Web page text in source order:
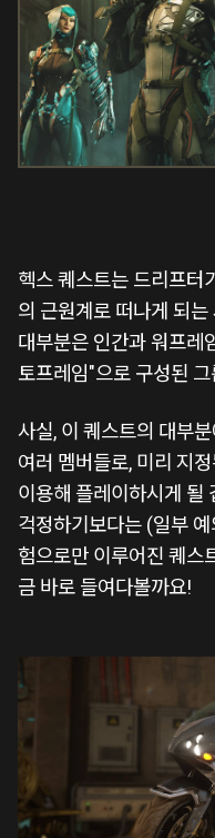
헥스 퀘스트는 드리프터
의 근원계로 떠나게 되
대부분은 인간과 워프레
토프레임"으로 구성된
사실, 이 퀘스트의 대부
여러 멤버들로, 미리 지
이용해 플레이하시게 될
걱정하기보다는 (일부
험으로만 이루어진 퀘스
금 바로 들여다볼까요!